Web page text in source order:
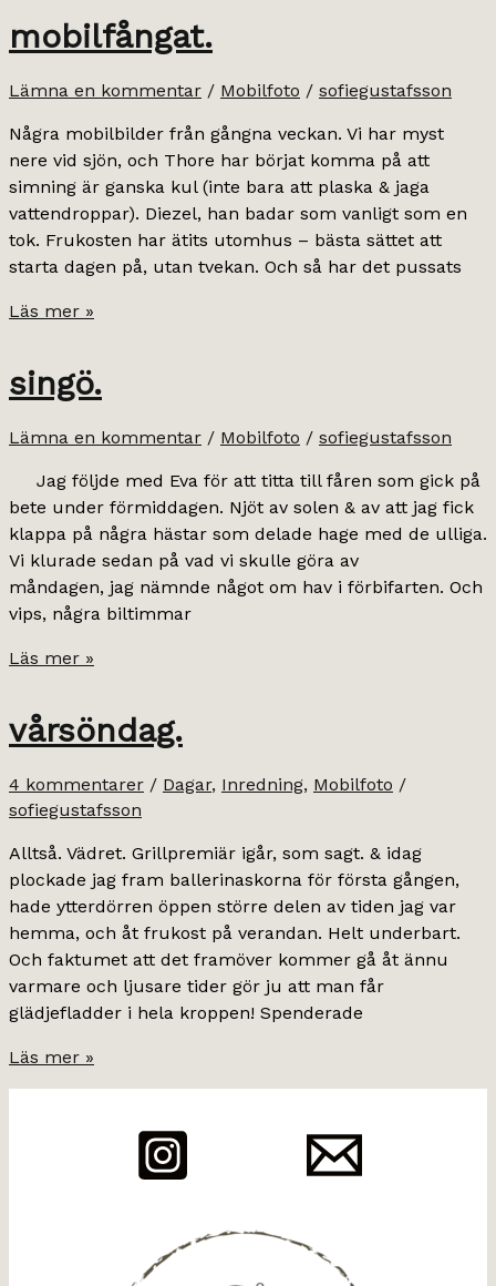
julhelg.
mobilfångat.
Lämna en kommentar / Mobilfoto / sofiegustafsson
Några mobilbilder från gångna veckan. Vi har myst
nere vid sjön, och Thore har börjat komma på att
simning är ganska kul (inte bara att plaska & jaga
vattendroppar). Diezel, han badar som vanligt som en
tok. Frukosten har ätits utomhus – bästa sättet att
starta dagen på, utan tvekan. Och så har det pussats
mobilfångat.
Läs mer »
singö.
Lämna en kommentar / Mobilfoto / sofiegustafsson
Jag följde med Eva för att titta till fåren som gick på
bete under förmiddagen. Njöt av solen & av att jag fick
klappa på några hästar som delade hage med de ulliga.
Vi klurade sedan på vad vi skulle göra av
måndagen, jag nämnde något om hav i förbifarten. Och
vips, några biltimmar
singö.
Läs mer »
vårsöndag.
4 kommentarer / Dagar, Inredning, Mobilfoto /
sofiegustafsson
Alltså. Vädret. Grillpremiär igår, som sagt. & idag
plockade jag fram ballerinaskorna för första gången,
hade ytterdörren öppen större delen av tiden jag var
hemma, och åt frukost på verandan. Helt underbart.
Och faktumet att det framöver kommer gå åt ännu
varmare och ljusare tider gör ju att man får
glädjefladder i hela kroppen! Spenderade
vårsöndag.
Läs mer »